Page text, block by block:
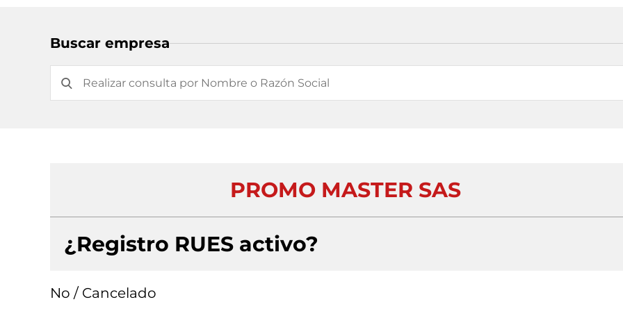
Buscar empresa
PROMO MASTER SAS
¿Registro RUES activo?
No / Cancelado